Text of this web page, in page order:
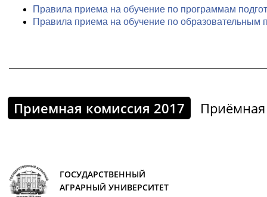
Правила приема на обучение по программам
Правила приема на обучение по образовательным
Приемная комиссия 2017
ГОСУДАРСТВЕННЫЙ
АГРАРНЫЙ УНИВЕРСИТЕТ